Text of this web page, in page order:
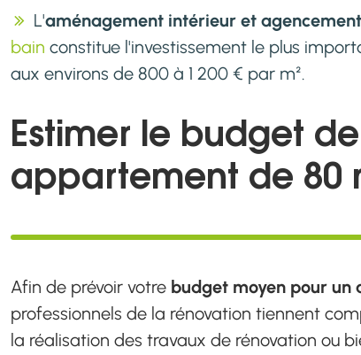
L'aménagement intérieur et
bain constitue l'investissement le plus
aux environs de 800 à 1 200 € par m².
Estimer le budget
appartement de 80
Afin de prévoir votre budget moyen pour un
professionnels de la rénovation tiennent
la réalisation des travaux de rénovation ou